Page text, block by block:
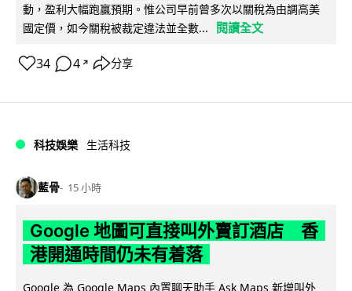
動，盈利大幅跑贏預期。惟公司早前曾多次以關稅為由調高美
國定價，如今關稅被裁定違法並全數...
閱讀全文
34 4 ↗ 分享
科技娛樂 生活科技
藍骨 15 小時
Google 地圖可直接叫外賣訂酒店 香
港開通時間仍未有着落
Google 為 Google Maps 內置聊天助手 Ask Maps 新增叫外